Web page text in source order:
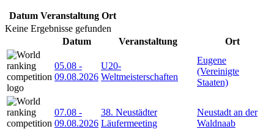
Datum Veranstaltung Ort
Keine Ergebnisse gefunden
Datum
Veranstaltung Ort
05.08 -
09.08.2026
U20-
Weltmeisterschaften
Eugene
(Vereinigte
Staaten)
07.08 -
09.08.2026
38. Neustädter
Läufermeeting
Neustadt an der
Waldnaab